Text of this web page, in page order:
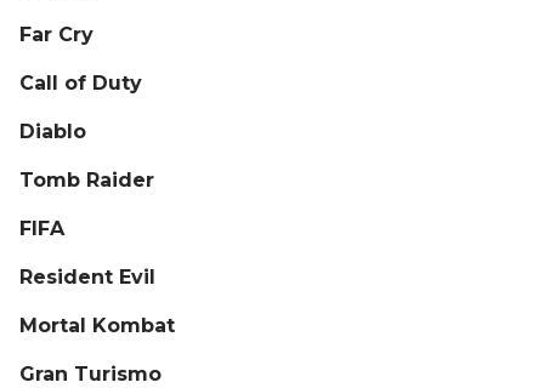
Far Cry
Call of Duty
Diablo
Tomb Raider
FIFA
Resident Evil
Mortal Kombat
Gran Turismo